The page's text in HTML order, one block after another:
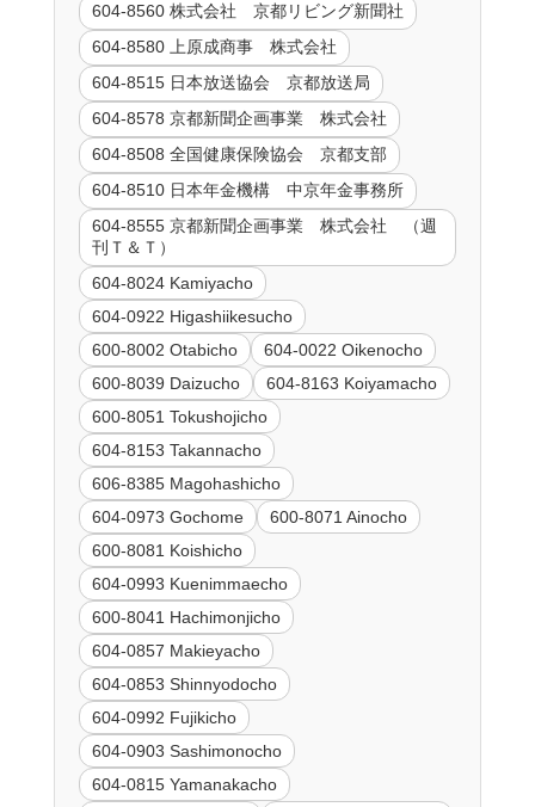
604-8560 株式会社 京都リビング新聞社
604-8580 上原成商事 株式会社
604-8515 日本放送協会 京都放送局
604-8578 京都新聞企画事業 株式会社
604-8508 全国健康保険協会 京都支部
604-8510 日本年金機構 中京年金事務所
604-8555 京都新聞企画事業 株式会社 （週
刊Ｔ＆Ｔ）
604-8024 Kamiyacho
604-0922 Higashiikesucho
600-8002 Otabicho
604-0022 Oikenocho
600-8039 Daizucho
604-8163 Koiyamacho
600-8051 Tokushojicho
604-8153 Takannacho
606-8385 Magohashicho
604-0973 Gochome
600-8071 Ainocho
600-8081 Koishicho
604-0993 Kuenimmaecho
600-8041 Hachimonjicho
604-0857 Makieyacho
604-0853 Shinnyodocho
604-0992 Fujikicho
604-0903 Sashimonocho
604-0815 Yamanakacho